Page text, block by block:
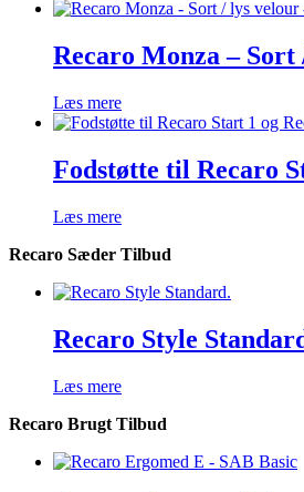
Recaro Monza –
Læs mere
Fodstøtte til Recaro
Læs mere
Recaro Sæder Tilbud
Recaro Style
Læs mere
Recaro Brugt Tilbud